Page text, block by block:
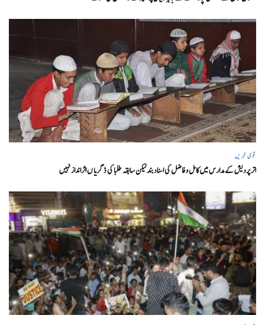
قومی خبریں
اتر پردیش کےمدارس میں کامل و فاضل کی اسناد بند لیکن سابقہ طلبا کی ڈگریا ں اثرانداز نہیں